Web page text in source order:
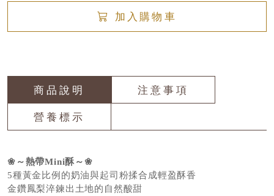
加入購物車
商品說明 注意事項
營養標示
❀～熱帶Mini酥～❀
5種黃金比例的奶油與起司粉揉合成輕盈酥香
金鑽鳳梨淬鍊出土地的自然酸甜